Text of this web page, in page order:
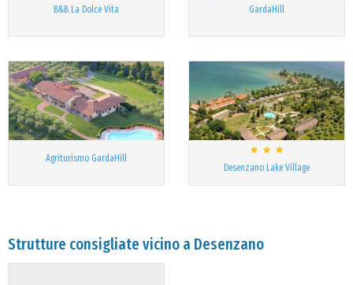
B&B La Dolce Vita GardaHill
Agriturismo GardaHill
Desenzano Lake Village
Strutture consigliate vicino a Desenzano